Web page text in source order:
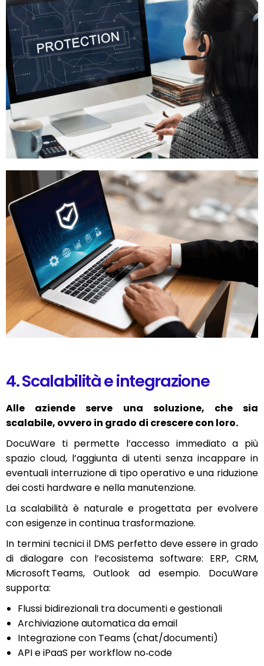
4. Scalabilità e integrazione
Alle aziende serve una soluzione, che sia
scalabile, ovvero in grado di crescere con loro.
DocuWare ti permette l’accesso immediato a più
spazio cloud, l’aggiunta di utenti senza incappare in
eventuali interruzione di tipo operativo e una riduzione
dei costi hardware e nella manutenzione.
La scalabilità è naturale e progettata per evolvere
con esigenze in continua trasformazione.
In termini tecnici il DMS perfetto deve essere in grado
di dialogare con l’ecosistema software: ERP, CRM,
Microsoft Teams, Outlook ad esempio. DocuWare
supporta:
Flussi bidirezionali tra documenti e gestionali
Archiviazione automatica da email
Integrazione con Teams (chat/documenti)
API e iPaaS per workflow no‑code